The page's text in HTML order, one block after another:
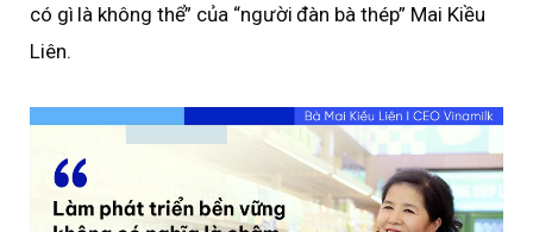
có gì là không thể” của “người đàn bà thép” Mai Kiều
Liên.